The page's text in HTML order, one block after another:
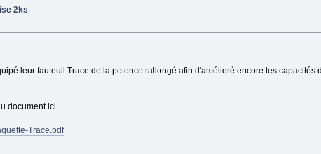
2ks
leur fauteuil Trace de la potence rallongé afin d'amélioré encore les capacités
document ici
Trace.pdf